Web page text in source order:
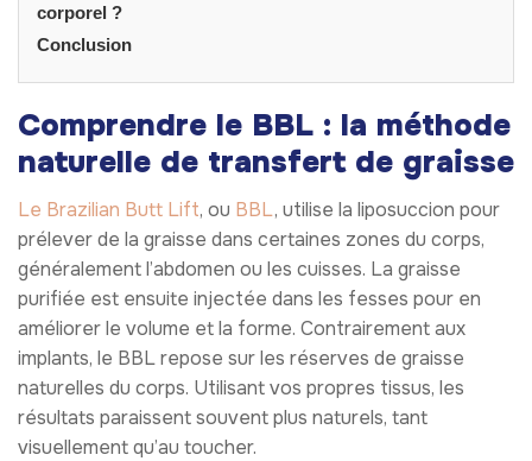
corporel ?
Conclusion
Comprendre le BBL : la méthode
naturelle de transfert de graisse
Le Brazilian Butt Lift, ou BBL, utilise la liposuccion pour
prélever de la graisse dans certaines zones du corps,
généralement l’abdomen ou les cuisses. La graisse
purifiée est ensuite injectée dans les fesses pour en
améliorer le volume et la forme. Contrairement aux
implants, le BBL repose sur les réserves de graisse
naturelles du corps. Utilisant vos propres tissus, les
résultats paraissent souvent plus naturels, tant
visuellement qu’au toucher.